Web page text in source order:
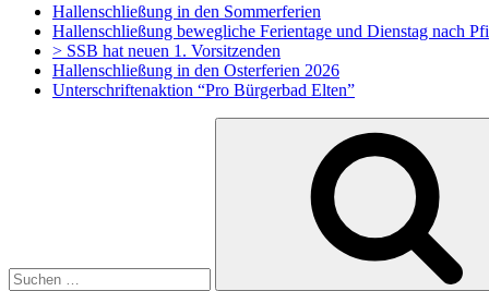
Hallenschließung in den Sommerferien
Hallenschließung bewegliche Ferientage und Dienstag nach
> SSB hat neuen 1. Vorsitzenden
Hallenschließung in den Osterferien 2026
Unterschriftenaktion “Pro Bürgerbad Elten”